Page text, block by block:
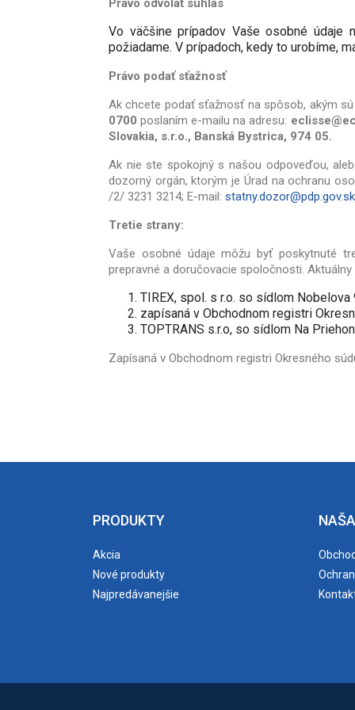
Právo odvolať súhlas
Vo väčšine prípadov Vaše osobné údaje
požiadame. V prípadoch, kedy to urobíme,
Právo podať sťažnosť
Ak chcete podať sťažnosť na spôsob, akým
0700 poslaním e-mailu na adresu:
Slovakia, s.r.o., Banská Bystrica, 974 05.
Ak nie ste spokojný s našou odpoveďou,
dozorný orgán, ktorým je Úrad na ochranu
/2/ 3231 3214; E-mail: statny.dozor@pdp.gov.sk
Tretie strany:
Vaše osobné údaje môžu byť poskytnuté
prepravné a doručovacie spoločnosti.
TIREX, spol. s r.o. so sídlom
zapísaná v Obchodnom registri
TOPTRANS s.r.o, so sídlom Na
Zapísaná v Obchodnom registri Okresného
PRODUKTY
Akcia
Nové produkty
Najpredávanejšie